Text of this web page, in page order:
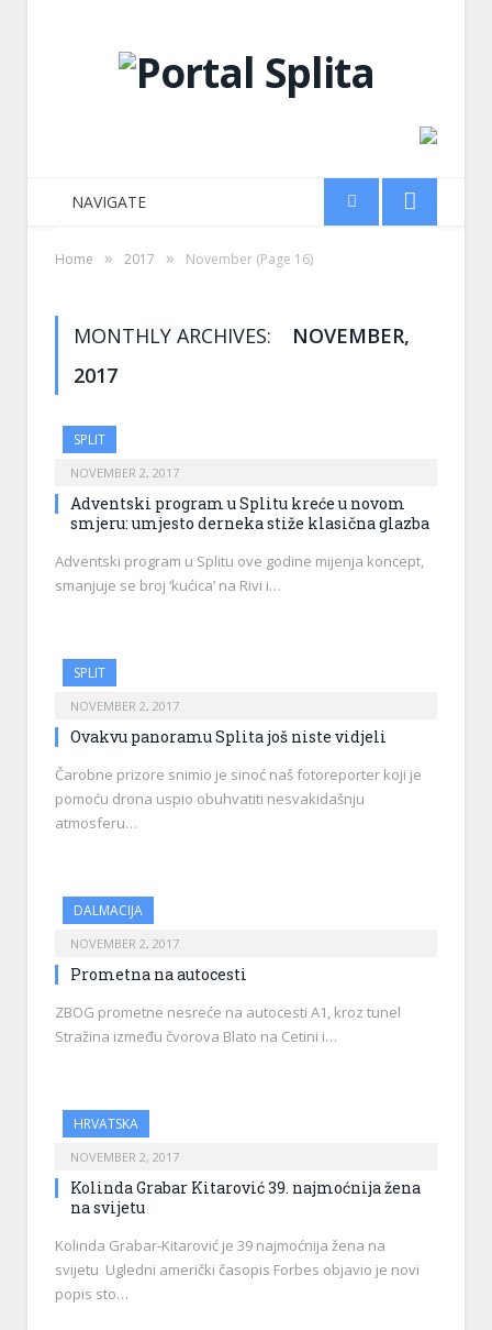
NAVIGATE
Home » 2017 » November (Page 16)
MONTHLY ARCHIVES:
NOVEMBER,
2017
SPLIT
NOVEMBER 2, 2017
Adventski program u Splitu kreće u novom
smjeru: umjesto derneka stiže klasična glazba
Adventski program u Splitu ove godine mijenja koncept,
smanjuje se broj ‘kućica’ na Rivi i…
SPLIT
NOVEMBER 2, 2017
Ovakvu panoramu Splita još niste vidjeli
Čarobne prizore snimio je sinoć naš fotoreporter koji je
pomoću drona uspio obuhvatiti nesvakidašnju
atmosferu…
DALMACIJA
NOVEMBER 2, 2017
Prometna na autocesti
ZBOG prometne nesreće na autocesti A1, kroz tunel
Stražina između čvorova Blato na Cetini i…
HRVATSKA
NOVEMBER 2, 2017
Kolinda Grabar Kitarović 39. najmoćnija žena
na svijetu
Kolinda Grabar-Kitarović je 39 najmoćnija žena na
svijetu Ugledni američki časopis Forbes objavio je novi
popis sto…